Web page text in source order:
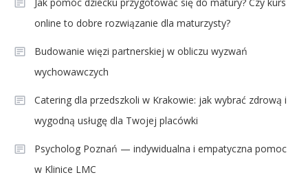
online to dobre rozwiązanie dla maturzysty?
Budowanie więzi partnerskiej w obliczu wyzwań
wychowawczych
Catering dla przedszkoli w Krakowie: jak wybrać zdrową i
wygodną usługę dla Twojej placówki
Psycholog Poznań — indywidualna i empatyczna pomoc
w Klinice LMC